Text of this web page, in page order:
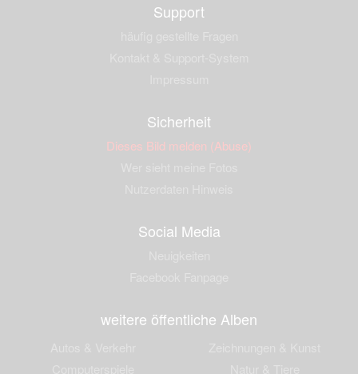
Support
Sicherheit
Dieses Bild melden (Abuse)
Social Media
weitere öffentliche Alben